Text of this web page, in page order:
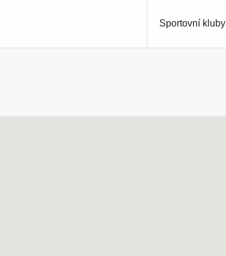
Sportovní kluby